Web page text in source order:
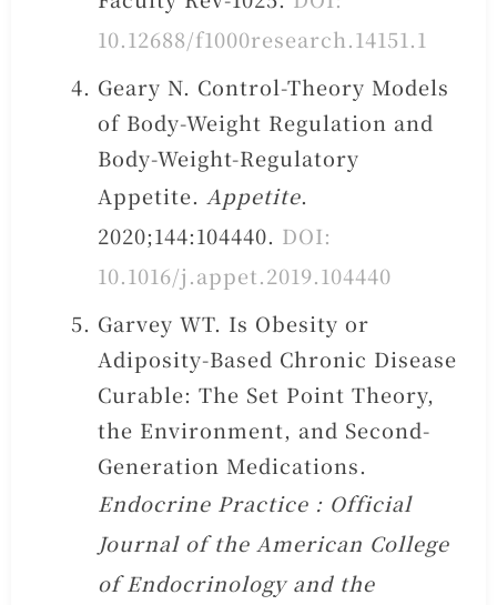
10.12688/f1000research.14151.1
Geary N. Control-Theory Models
of Body-Weight Regulation and
Body-Weight-Regulatory
Appetite. Appetite.
2020;144:104440. DOI:
10.1016/j.appet.2019.104440
Garvey WT. Is Obesity or
Adiposity-Based Chronic Disease
Curable: The Set Point Theory,
the Environment, and Second-
Generation Medications.
Endocrine Practice : Official
Journal of the American College
of Endocrinology and the